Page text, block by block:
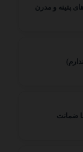
پتینه و مدرن
ضمانت